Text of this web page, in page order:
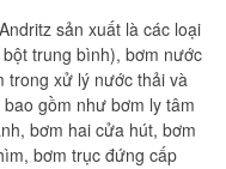
sản xuất là các loại
trung bình), bơm nước
trong xử lý nước thải và
gồm như bơm ly tâm
bơm hai cửa hút, bơm
bơm trục đứng cấp